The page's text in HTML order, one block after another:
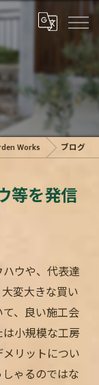
Works ブログ
等を発信
ウや、代表達
変大きな買い
、良い施工会
小規模な工房
リットについ
ゃるのではな